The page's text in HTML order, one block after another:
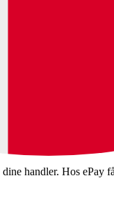
kravet om gjentatt
nøkkel (token).
handler. Hos